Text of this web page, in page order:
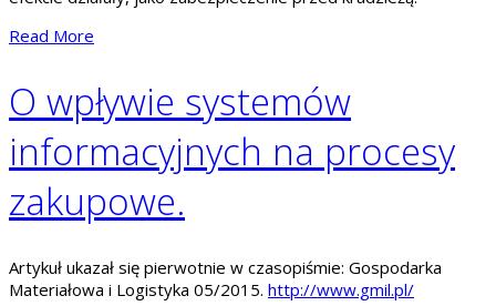
Read More
O wpływie systemów
informacyjnych na procesy
zakupowe.
Artykuł ukazał się pierwotnie w czasopiśmie: Gospodarka
Materiałowa i Logistyka 05/2015. http://www.gmil.pl/